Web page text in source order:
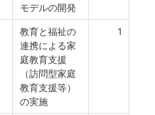
モデルの開発
教育と福祉の
連携による家
庭教育支援
（訪問型家庭
教育支援等）
の実施
1